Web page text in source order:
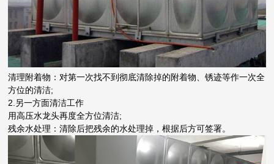
清理附着物：对第一次找不到彻底清除掉的附着物、锈迹等作一次全
方位的清洁;
2.另一方面清洁工作
用高压水龙头再度全方位清洁;
残余水处理：清除后把残余的水处理掉，根据后方可签署。